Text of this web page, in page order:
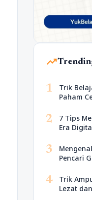
trending_up
1
Trik
Paham
2
7 Tips
Era
3
Pencari
4
Trik
Lezat